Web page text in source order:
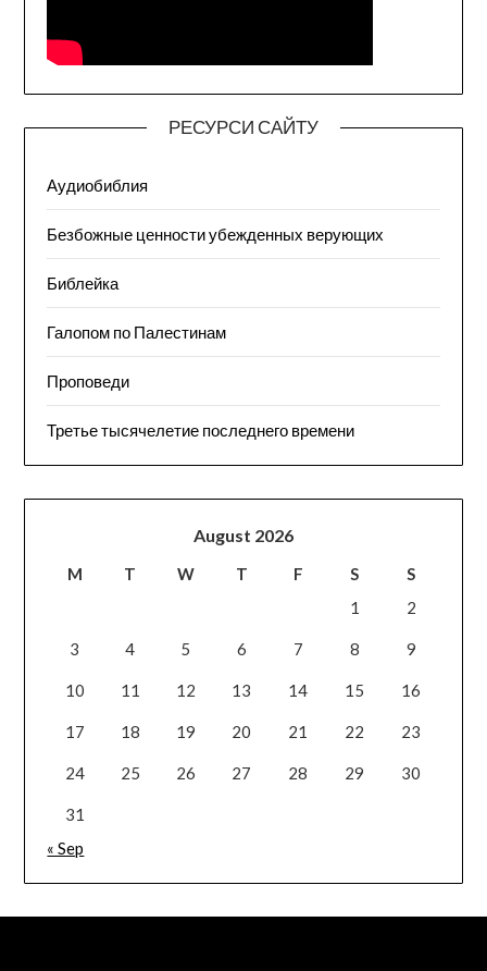
РЕСУРСИ САЙТУ
Аудиобиблия
Безбожные ценности убежденных верующих
Библейка
Галопом по Палестинам
Проповеди
Третье тысячелетие последнего времени
August 2026
M T W T F S
S
1
2
3 4 5 6 7 8 9
10 11 12 13 14 15 16
17 18 19 20 21 22 23
24 25 26 27 28 29 30
31
« Sep